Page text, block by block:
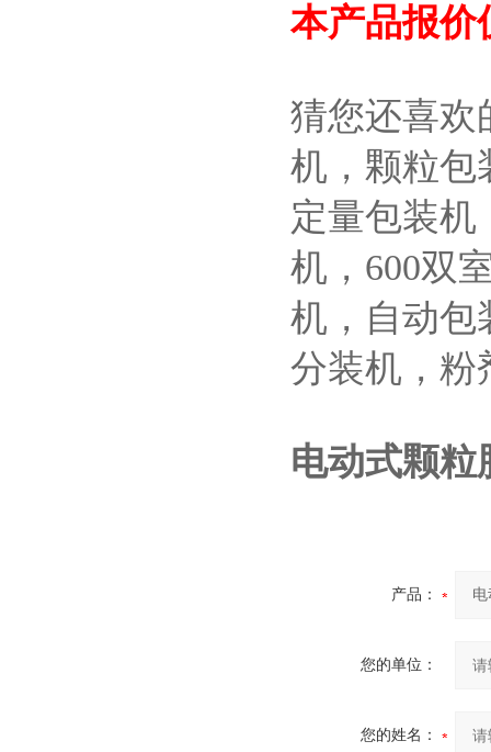
本产品报价
猜您还喜欢
机，颗粒包
定量包装机
机，600双
机，自动包
分装机，粉
电动式颗粒
产品：
您的单位：
您的姓名：